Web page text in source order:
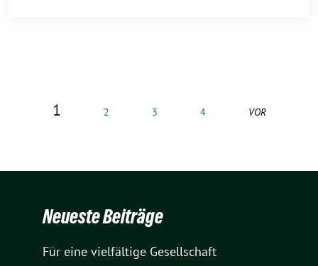
1 2 3 4 VOR
Neueste Beiträge
Für eine vielfältige Gesellschaft